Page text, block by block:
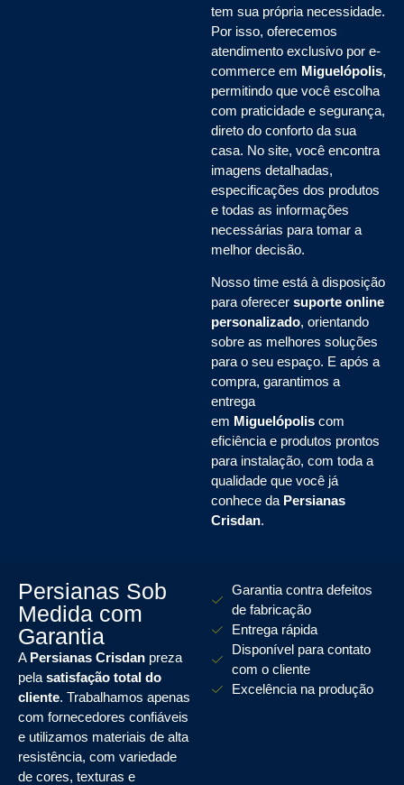
tem sua própria necessidade.
Por isso, oferecemos
atendimento exclusivo por e-
commerce em Miguelópolis,
permitindo que você escolha
com praticidade e segurança,
direto do conforto da sua
casa. No site, você encontra
imagens detalhadas,
especificações dos produtos
e todas as informações
necessárias para tomar a
melhor decisão.
Nosso time está à disposição
para oferecer suporte online
personalizado, orientando
sobre as melhores soluções
para o seu espaço. E após a
compra, garantimos a
entrega
em Miguelópolis com
eficiência e produtos prontos
para instalação, com toda a
qualidade que você já
conhece da Persianas
Crisdan.
Persianas Sob
Medida com
Garantia
A Persianas Crisdan preza
pela satisfação total do
cliente. Trabalhamos apenas
com fornecedores confiáveis
e utilizamos materiais de alta
resistência, com variedade
de cores, texturas e
Garantia contra defeitos
de fabricação
Entrega rápida
Disponível para contato
com o cliente
Excelência na produção